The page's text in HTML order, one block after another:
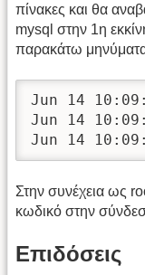
πίνακες και θα
mysql στην 1η
παρακάτω
Jun 14
Jun 14
Jun 14
Στην συνέχεια ως
κωδικό στην
Επιδόσεις